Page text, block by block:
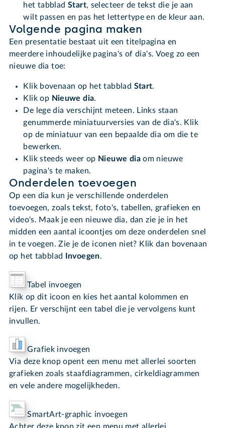
het tabbladStart, selecteer de tekst die je aan
wilt passen en pas het lettertype en de kleur aan.
Volgende pagina maken
Een presentatie bestaat uit een titelpagina en
meerdere inhoudelijke pagina's of dia's. Voeg zo een
nieuwe dia toe:
Klik bovenaan op het tabblad Start.
Klik op Nieuwe dia.
De lege dia verschijnt meteen. Links staan
genummerde miniatuurversies van de dia's. Klik
op de miniatuur van een bepaalde dia om die te
bewerken.
Klik steeds weer op Nieuwe diaom nieuwe
pagina's te maken.
Onderdelen toevoegen
Op een dia kun je verschillende onderdelen
toevoegen, zoals tekst, foto's, tabellen, grafieken en
video's. Maak je een nieuwe dia, dan zie je in het
midden een aantal icoontjes om deze onderdelen snel
in te voegen. Zie je de iconen niet? Klik dan bovenaan
op het tabblad
Invoegen.
Tabel invoegen
Klik op dit icoon en kies het aantal kolommen en
rijen. Er verschijnt een tabel die je vervolgens kunt
invullen.
Grafiek invoegen
Via deze knop opent een menu met allerlei soorten
grafieken zoals staafdiagrammen, cirkeldiagrammen
en vele andere mogelijkheden.
SmartArt-graphic invoegen